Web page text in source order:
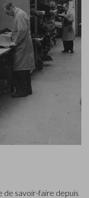
de savoir-faire depuis